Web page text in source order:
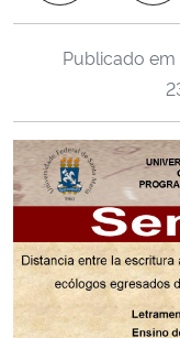
Ministério da Ciência,
Ministério do Meio Ambiente
Ministério do Turismo
Publicado em